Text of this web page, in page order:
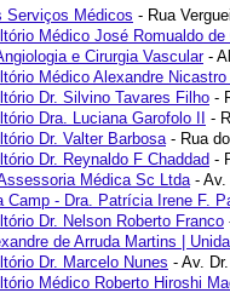
Serviços Médicos - Rua
Médico José Romualdo de
e Cirurgia Vascular-
Médico Alexandre
Dr. Silvino Tavares Filho -
Dra. Luciana Garofolo II
-
Dr. Valter Barbosa- Rua
Dr. Reynaldo F Chaddad -
Médica Sc Ltda- Av.
Camp - Dra. Patrícia Irene F.
Dr. Nelson Roberto Franco
de Arruda Martins |
Dr. Marcelo Nunes - Av.
Médico Roberto Hiroshi